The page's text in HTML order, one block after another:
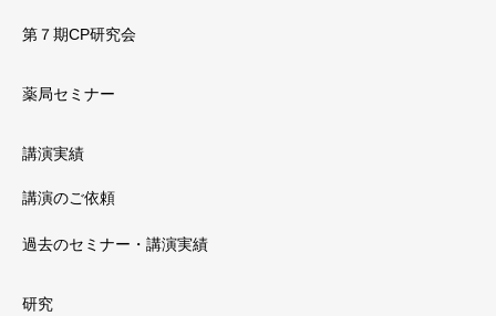
第７期CP研究会
薬局セミナー
講演実績
講演のご依頼
過去のセミナー・講演実績
研究